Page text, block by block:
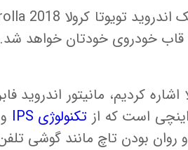
قاب خودروی خودتان خواهد شد.
تکنولوژی IPS
بودن تاچ مانند گوشی